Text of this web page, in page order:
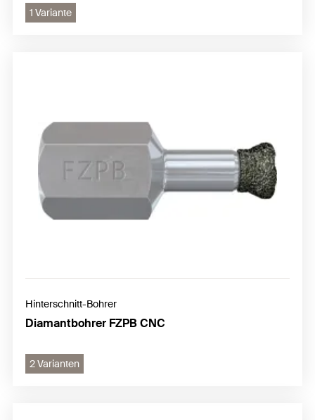
1 Variante
Hinterschnitt-Bohrer
Diamantbohrer FZPB CNC
2 Varianten